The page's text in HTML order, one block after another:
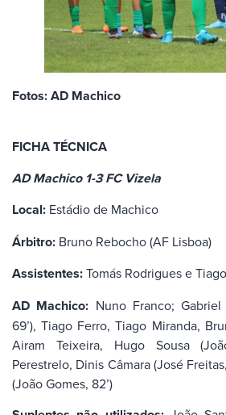
Fotos: AD Machico
FICHA TÉCNICA
AD Machico 1-3 FC Vizela
Local: Estádio de Machico
Árbitro: Bruno Rebocho (AF Lisboa)
Assistentes:Tomás Rodrigues e
AD Machico: Nuno Franco;
69’), Tiago Ferro, Tiago Miranda,
Airam Teixeira, Hugo Sousa
Perestrelo, Dinis Câmara (José
(João Gomes, 82’)